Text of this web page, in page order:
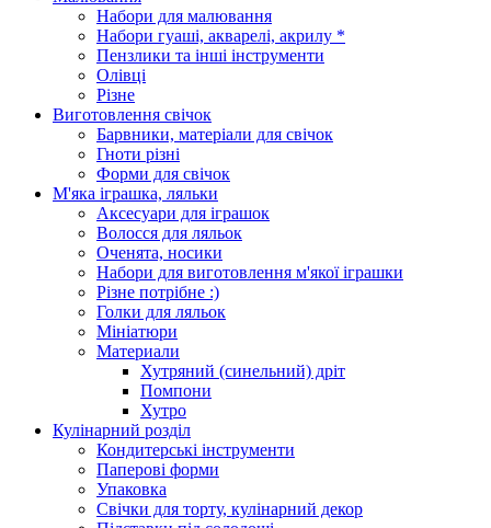
Набори для малювання
Набори гуаші, акварелі, акрилу *
Пензлики та інші інструменти
Олівці
Різне
Виготовлення свічок
Барвники, матеріали для свічок
Гноти різні
Форми для свічок
М'яка іграшка, ляльки
Аксесуари для іграшок
Волосся для ляльок
Оченята, носики
Набори для виготовлення м'якої іграшки
Різне потрібне :)
Голки для ляльок
Мініатюри
Материали
Хутряний (синельний) дріт
Помпони
Хутро
Кулінарний розділ
Кондитерські інструменти
Паперові форми
Упаковка
Свічки для торту, кулінарний декор